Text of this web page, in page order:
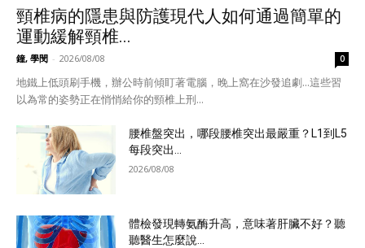
頸椎病的隱患與防護現代人如何通過簡單的
運動緩解頸椎...
鐘, 學閔 - 2026/08/08 0
地鐵上低頭刷手機，辦公時前傾盯著電腦，晚上窩在沙發追劇...這些習
以為常的姿勢正在悄悄給你的頸椎上刑...
腰椎盤突出，哪段腰椎突出最嚴重？L1到L5
每段突出...
2026/08/08
體檢發現轉氨酶升高，意味著肝臟不好？聽
聽醫生怎麼說...